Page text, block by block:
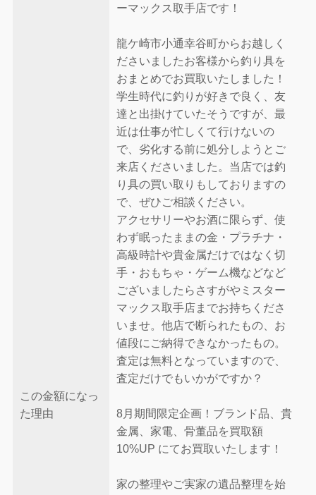
この金額になっ
た理由
ーマックス取手店です！
龍ケ崎市小通幸谷町からお越しく
ださいましたお客様から釣り具を
おまとめでお買取いたしました！
学生時代に釣りが好きで良く、友
達と出掛けていたそうですが、最
近は仕事が忙しくて行けないの
で、劣化する前に処分しようとご
来店くださいました。当店では釣
り具の買い取りもしておりますの
で、ぜひご相談ください。
アクセサリーやお酒に限らず、使
わず眠ったままの金・プラチナ・
高級時計や貴金属だけではなく切
手・おもちゃ・ゲーム機などなど
ございましたらさすがやミスター
マックス取手店までお持ちくださ
いませ。他店で断られたもの、お
値段にご納得できなかったもの。
査定は無料となっていますので、
査定だけでもいかがですか？
8月期間限定企画！ブランド品、貴
金属、家電、骨董品を買取額
10%UP にてお買取いたします！
家の整理やご実家の遺品整理を始